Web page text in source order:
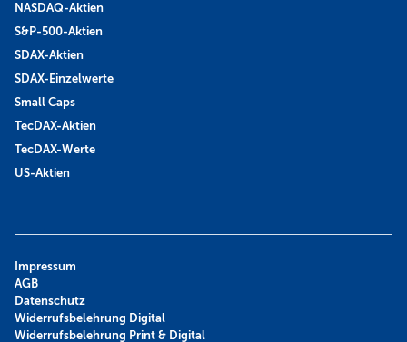
NASDAQ-Aktien
S&P-500-Aktien
SDAX-Aktien
SDAX-Einzelwerte
Small Caps
TecDAX-Aktien
TecDAX-Werte
US-Aktien
Impressum
AGB
Datenschutz
Widerrufsbelehrung Digital
Widerrufsbelehrung Print & Digital